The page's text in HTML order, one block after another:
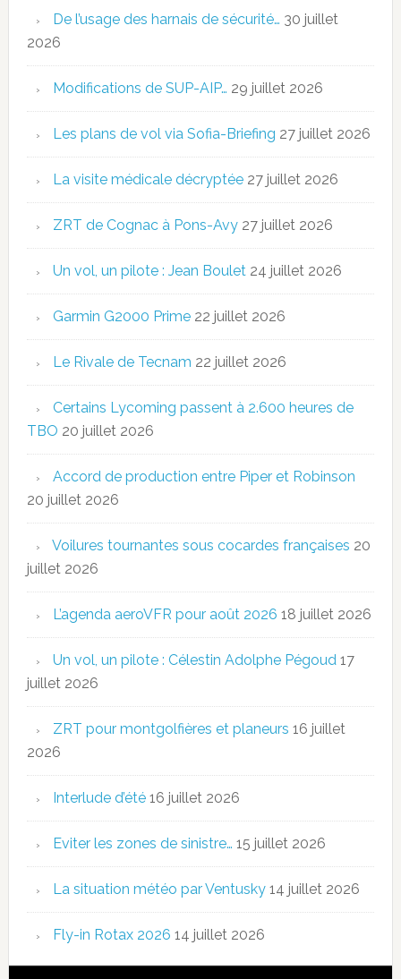
De l’usage des harnais de sécurité… 30 juillet
2026
Modifications de SUP-AIP… 29 juillet 2026
Les plans de vol via Sofia-Briefing 27 juillet 2026
La visite médicale décryptée 27 juillet 2026
ZRT de Cognac à Pons-Avy 27 juillet 2026
Un vol, un pilote : Jean Boulet 24 juillet 2026
Garmin G2000 Prime 22 juillet 2026
Le Rivale de Tecnam 22 juillet 2026
Certains Lycoming passent à 2.600 heures de
TBO 20 juillet 2026
Accord de production entre Piper et Robinson
20 juillet 2026
Voilures tournantes sous cocardes françaises 20
juillet 2026
L’agenda aeroVFR pour août 2026 18 juillet 2026
Un vol, un pilote : Célestin Adolphe Pégoud 17
juillet 2026
ZRT pour montgolfières et planeurs 16 juillet
2026
Interlude d’été 16 juillet 2026
Eviter les zones de sinistre… 15 juillet 2026
La situation météo par Ventusky 14 juillet 2026
Fly-in Rotax 2026 14 juillet 2026